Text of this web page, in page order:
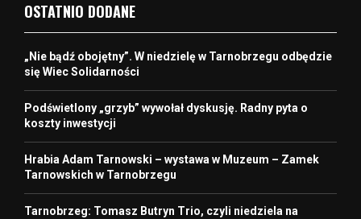
OSTATNIO DODANE
„Nie bądź obojętny”. W niedzielę w Tarnobrzegu odbędzie
się Wiec Solidarności
Podświetlony „grzyb” wywołał dyskusję. Radny pyta o
koszty inwestycji
Hrabia Adam Tarnowski – wystawa w Muzeum – Zamek
Tarnowskich w Tarnobrzegu
Tarnobrzeg: Tomasz Butryn Trio, czyli niedziela na